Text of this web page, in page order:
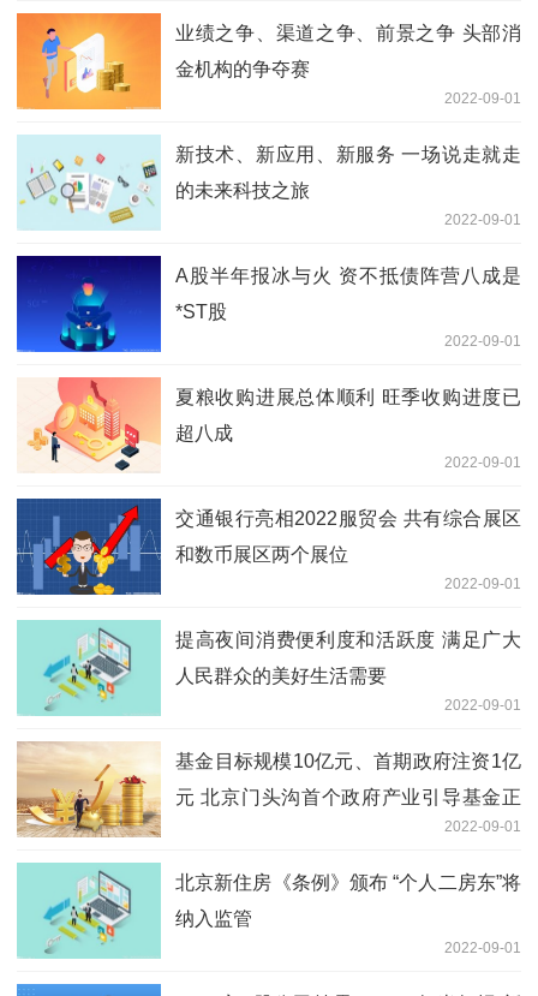
业绩之争、渠道之争、前景之争 头部消
金机构的争夺赛
2022-09-01
新技术、新应用、新服务 一场说走就走
的未来科技之旅
2022-09-01
A股半年报冰与火 资不抵债阵营八成是
*ST股
2022-09-01
夏粮收购进展总体顺利 旺季收购进度已
超八成
2022-09-01
交通银行亮相2022服贸会 共有综合展区
和数币展区两个展位
2022-09-01
提高夜间消费便利度和活跃度 满足广大
人民群众的美好生活需要
2022-09-01
基金目标规模10亿元、首期政府注资1亿
元 北京门头沟首个政府产业引导基金正
2022-09-01
北京新住房《条例》颁布 “个人二房东”将
纳入监管
2022-09-01